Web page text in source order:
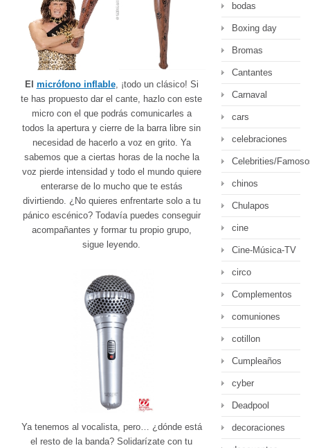
El micrófono inflable, ¡todo un clásico! Si
te has propuesto dar el cante, hazlo con este
micro con el que podrás comunicarles a
todos la apertura y cierre de la barra libre sin
necesidad de hacerlo a voz en grito. Ya
sabemos que a ciertas horas de la noche la
voz pierde intensidad y todo el mundo quiere
enterarse de lo mucho que te estás
divirtiendo. ¿No quieres enfrentarte solo a tu
pánico escénico? Todavía puedes conseguir
acompañantes y formar tu propio grupo,
sigue leyendo.
Ya tenemos al vocalista, pero… ¿dónde está
el resto de la banda? Solidarízate con tu
bodas
Boxing day
Bromas
Cantantes
Carnaval
cars
celebraciones
Celebrities/
chinos
Chulapos
cine
Cine-Música-TV
circo
Complementos
comuniones
cotillon
Cumpleaños
cyber
Deadpool
decoraciones